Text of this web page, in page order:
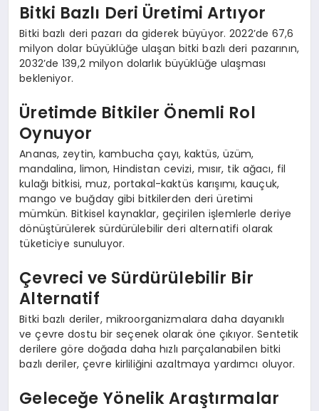
Bitki Bazlı Deri Üretimi Artıyor
Bitki bazlı deri pazarı da giderek büyüyor. 2022’de 67,6
milyon dolar büyüklüğe ulaşan bitki bazlı deri pazarının,
2032’de 139,2 milyon dolarlık büyüklüğe ulaşması
bekleniyor.
Üretimde Bitkiler Önemli Rol
Oynuyor
Ananas, zeytin, kambucha çayı, kaktüs, üzüm,
mandalina, limon, Hindistan cevizi, mısır, tik ağacı, fil
kulağı bitkisi, muz, portakal-kaktüs karışımı, kauçuk,
mango ve buğday gibi bitkilerden deri üretimi
mümkün. Bitkisel kaynaklar, geçirilen işlemlerle deriye
dönüştürülerek sürdürülebilir deri alternatifi olarak
tüketiciye sunuluyor.
Çevreci ve Sürdürülebilir Bir
Alternatif
Bitki bazlı deriler, mikroorganizmalara daha dayanıklı
ve çevre dostu bir seçenek olarak öne çıkıyor. Sentetik
derilere göre doğada daha hızlı parçalanabilen bitki
bazlı deriler, çevre kirliliğini azaltmaya yardımcı oluyor.
Geleceğe Yönelik Araştırmalar